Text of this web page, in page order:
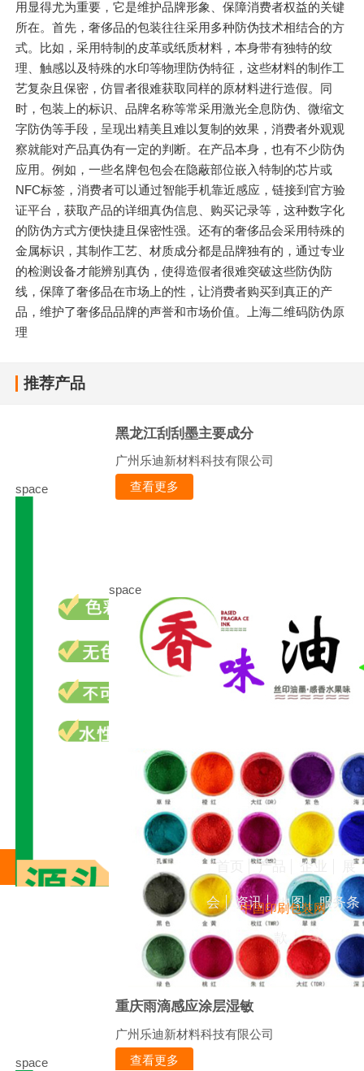
用显得尤为重要，它是维护品牌形象、保障消费者权益的关键
所在。首先，奢侈品的包装往往采用多种防伪技术相结合的方
式。比如，采用特制的皮革或纸质材料，本身带有独特的纹
理、触感以及特殊的水印等物理防伪特征，这些材料的制作工
艺复杂且保密，仿冒者很难获取同样的原材料进行造假。同
时，包装上的标识、品牌名称等常采用激光全息防伪、微缩文
字防伪等手段，呈现出精美且难以复制的效果，消费者外观观
察就能对产品真伪有一定的判断。在产品本身，也有不少防伪
应用。例如，一些名牌包包会在隐蔽部位嵌入特制的芯片或
NFC标签，消费者可以通过智能手机靠近感应，链接到官方验
证平台，获取产品的详细真伪信息、购买记录等，这种数字化
的防伪方式方便快捷且保密性强。还有的奢侈品会采用特殊的
金属标识，其制作工艺、材质成分都是品牌独有的，通过专业
的检测设备才能辨别真伪，使得造假者很难突破这些防伪防
线，保障了奢侈品在市场上的性，让消费者购买到真正的产
品，维护了奢侈品品牌的声誉和市场价值。上海二维码防伪原
理
推荐产品
space
黑龙江刮刮墨主要成分
广州乐迪新材料科技有限公司
查看更多
space
重庆雨滴感应涂层湿敏
广州乐迪新材料科技有限公司
查看更多
space
首页 产品 企业 展
会 资讯 地图 服务条
款
中国印刷包装网